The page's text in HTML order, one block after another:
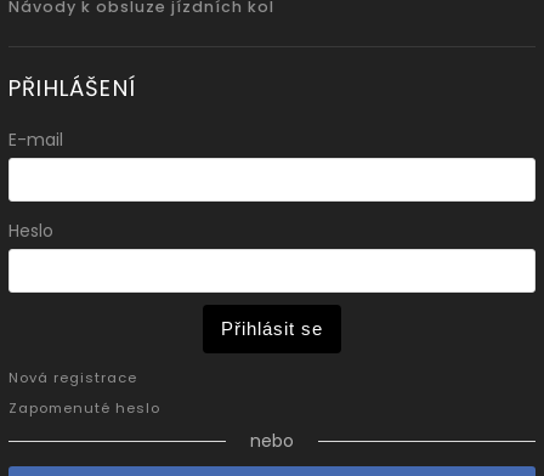
Návody k obsluze jízdních kol
PŘIHLÁŠENÍ
E-mail
Heslo
Přihlásit se
Nová registrace
Zapomenuté heslo
nebo